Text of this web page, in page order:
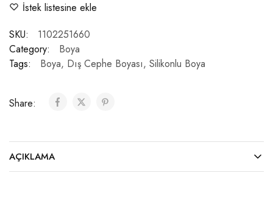
İstek listesine ekle
SKU:
1102251660
Category:
Boya
Tags:
Boya, Dış Cephe Boyası, Silikonlu Boya
Share:
AÇIKLAMA